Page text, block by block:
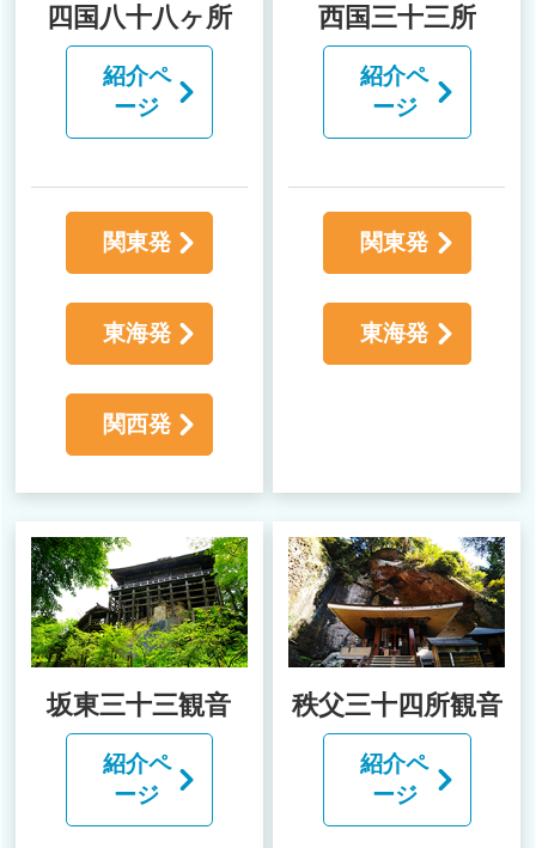
四国八十八ヶ所
紹介ペ
ージ
関東発
東海発
関西発
西国三十三所
紹介ペ
ージ
関東発
東海発
坂東三十三観音
紹介ペ
ージ
秩父三十四所観音
紹介ペ
ージ